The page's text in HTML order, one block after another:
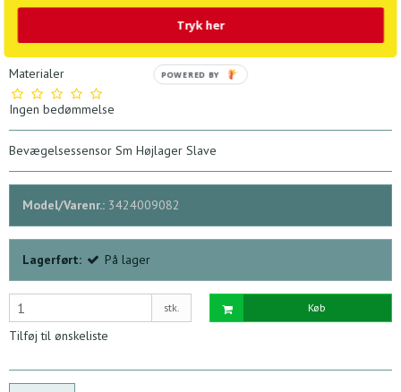
598,08 DKK 747,60 DKK
Materialer
Ingen bedømmelse
Bevægelsessensor Sm Højlager Slave
Model/Varenr.: 3424009082
Lagerført: På lager
stk. Køb
Tilføj til ønskeliste
Tryk her
POWERED BY